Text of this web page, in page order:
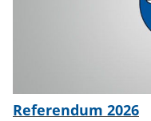
Referendum 2026